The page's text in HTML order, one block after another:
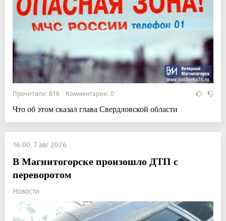
Прочитали: 816 Комментарии: 0
Что об этом сказал глава Свердловской области
16:00, 7 авг 2026
В Магнитогорске произошло ДТП с
переворотом
Новости